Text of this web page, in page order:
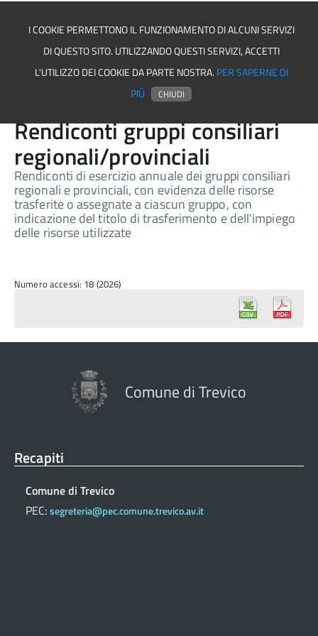
Comune di Trevico
Rendiconti gruppi consiliari
regionali/provinciali
Rendiconti di esercizio annuale dei gruppi consiliari
regionali e provinciali, con evidenza delle risorse
trasferite o assegnate a ciascun gruppo, con
indicazione del titolo di trasferimento e dell'impiego
delle risorse utilizzate
Numero accessi: 18 (2026)
Comune di Trevico
Recapiti
Comune di Trevico
PEC:segreteria@pec.comune.trevico.av.it
I COOKIE PERMETTONO IL FUNZIONAMENTO DI ALCUNI SERVIZI
DI QUESTO SITO. UTILIZZANDO QUESTI SERVIZI, ACCETTI
L'UTILIZZO DEI COOKIE DA PARTE NOSTRA. PER SAPERNE DI
PIÙ
CHIUDI